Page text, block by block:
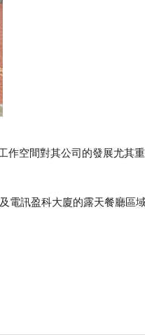
空間對其公司的發展尤其
訊盈科大廈的露天餐廳區